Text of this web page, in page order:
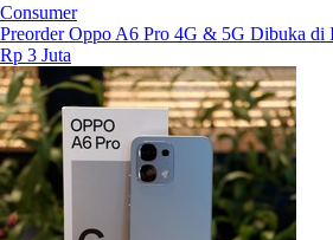
Consumer
Preorder Oppo A6 Pro 4G & 5G Dibuka di
Rp 3 Juta